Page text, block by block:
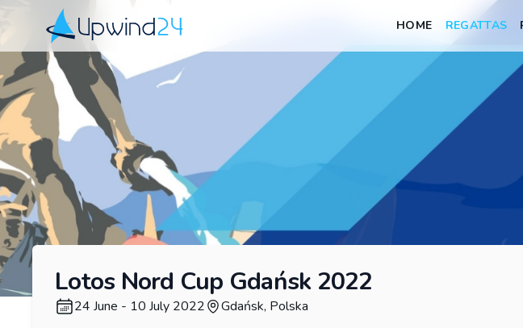
Upwind24
HOME REGATTAS
Lotos Nord Cup Gdańsk 2022
24 June - 10 July 2022 Gdańsk, Polska